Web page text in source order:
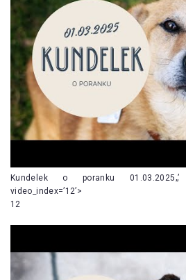
Kundelek o poranku 01.03.2025„’
video_index=’12’>
12